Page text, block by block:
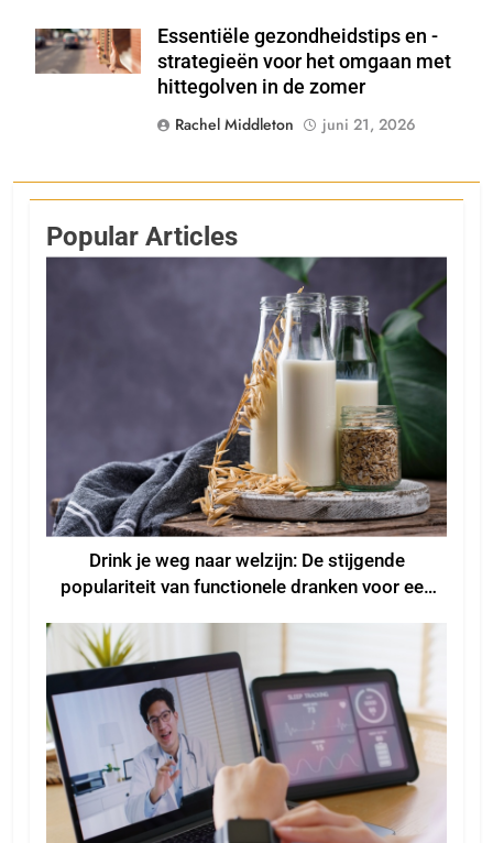
Shutterstock
Essentiële gezondheidstips en -
strategieën voor het omgaan met
hittegolven in de zomer
Rachel Middleton
juni 21, 2026
Popular Articles
Drink je weg naar welzijn: De stijgende
populariteit van functionele dranken voor een